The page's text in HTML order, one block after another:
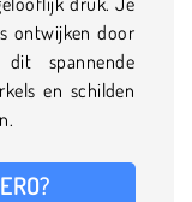
ontwijken door
spannende
en schilden